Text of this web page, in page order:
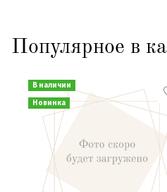
Популярное в
В наличии
Новинка